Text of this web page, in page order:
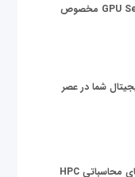
قیمت سرور گرافیکی | خرید GPU Server مخصوص
شما در عصر